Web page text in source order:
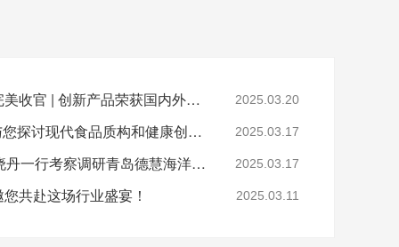
【FIC2025】德慧参展完美收官 | 创新产品荣获国内外客户高度认可！ 2025.03.20
第28届FIC上海展德慧与您探讨现代食品质构和健康创新发展！ 2025.03.17
山东省肉类协会会长赵晓丹一行考察调研青岛德慧海洋生物科技公司 2025.03.17
共赴这场行业盛宴！ 2025.03.11